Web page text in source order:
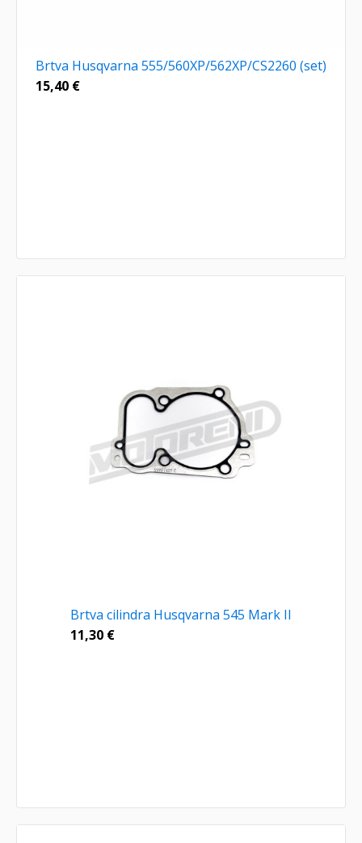
Brtva Husqvarna 555/560XP/562XP/CS2260 (set)
15,40 €
Brtva cilindra Husqvarna 545 Mark II
11,30 €